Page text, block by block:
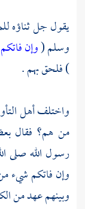
يقول جل ثناؤه
وسلم (وإن
) فلحق بهم .
واختلف أهل
من هم؟ فقال
رسول الله صلى
وإن فاتكم شيء
وبينهم عهد من